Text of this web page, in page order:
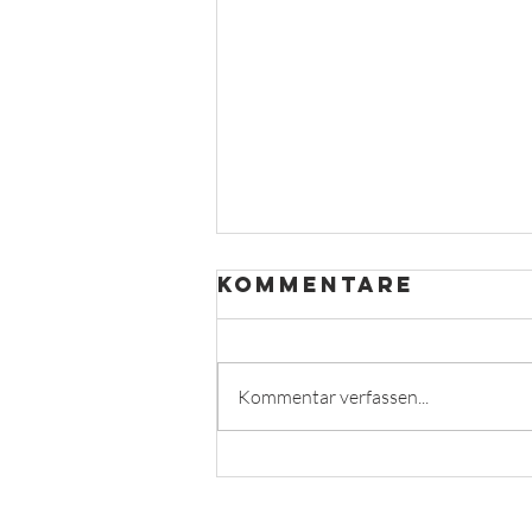
Kommentare
Kommentar verfassen...